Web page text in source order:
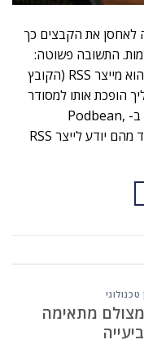
לאחסן את הקבצים כך
התשובה פשוטה:
מעלים את הפרקים לשירות אחסון ייעודי, והוא מייצר RSS (הקובץ
הופכת אותו למסודר
וברור. בישראל אנחנו רואים בעיקר שימוש ב- Podbean,
Buzzsprout, Libsyn ו-Anchor כל אחד מהם יודע לייצר RSS
טכנולוגי
מתאימה